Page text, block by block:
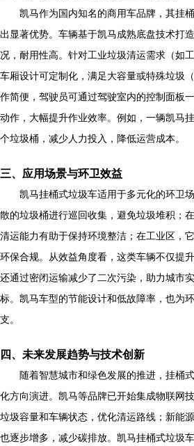
凯马作为国内知名的商用车品牌，其挂
出显著优势。车辆基于凯马成熟底盘技术打
况，耐用性高。针对工业垃圾清运需求（如
车厢设计可定制化，满足大容量或特殊垃圾
作简便，驾驶员可通过驾驶室内的控制面板
动作，大幅提升作业效率。例如，一辆凯马
个垃圾桶，减少人力投入，降低运营成本。
三、应用场景与环卫效益
凯马挂桶式垃圾车适用于多元化的环卫
散的垃圾桶进行巡回收集，避免垃圾堆积；
清运能力有助于保持环境整洁；在工业区，
环保合规。从效益角度看，这类车辆不仅提
还通过密闭运输减少了二次污染，助力城市
标。凯马车型的节能设计和低故障率，也为
支。
四、未来发展趋势与技术创新
随着智慧城市和绿色发展的推进，挂桶
化方向演进。凯马等品牌已开始集成物联网
垃圾容量和车辆状态，优化清运路线；新能
也逐步增多，减少碳排放。凯马挂桶式垃圾